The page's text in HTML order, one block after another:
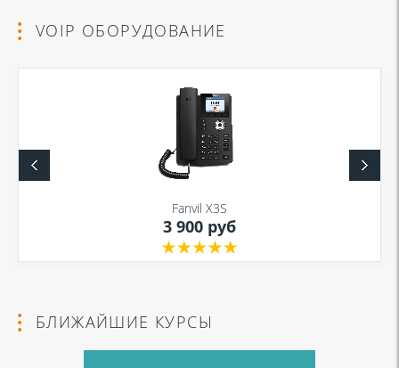
VOIP ОБОРУДОВАНИЕ
Fanvil X3S
3 900 руб
БЛИЖАЙШИЕ КУРСЫ